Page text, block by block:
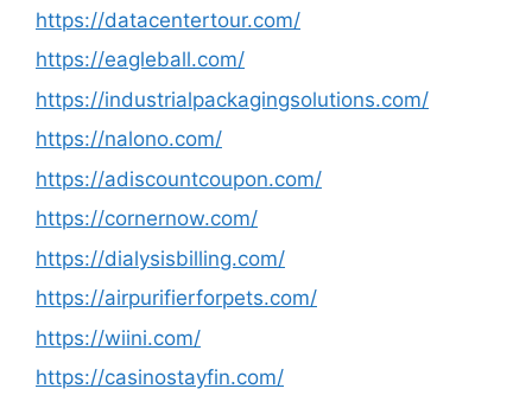
https://datacentertour.com/
https://eagleball.com/
https://industrialpackagingsolutions.com/
https://nalono.com/
https://adiscountcoupon.com/
https://cornernow.com/
https://dialysisbilling.com/
https://airpurifierforpets.com/
https://wiini.com/
https://casinostayfin.com/